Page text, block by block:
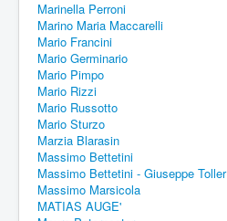
Marinella Perroni
Marino Maria Maccarelli
Mario Francini
Mario Germinario
Mario Pimpo
Mario Rizzi
Mario Russotto
Mario Sturzo
Marzia Blarasin
Massimo Bettetini
Massimo Bettetini - Giuseppe Toller
Massimo Marsicola
MATIAS AUGE'